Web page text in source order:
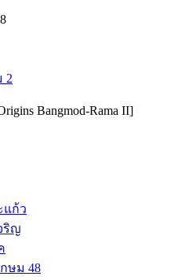
2
Bangmod-Rama II]
แก้ว
ริญ
ษม 48